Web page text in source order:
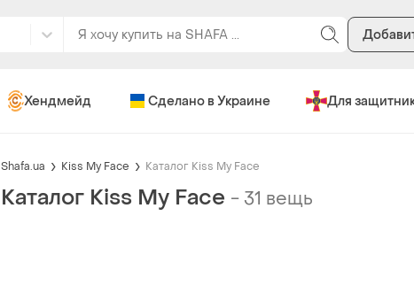
Хендмейд Сделано в Украине Для
Shafa.ua Kiss My Face Каталог Kiss My Face
Каталог Kiss My Face - 31 вещь